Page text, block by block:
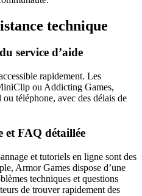
technique
service d’aide
rapidement. Les
ou Addicting Games,
téléphone, avec des délais de
et FAQ détaillée
et tutoriels en ligne sont des
Armor Games dispose d’une
techniques et questions
de trouver rapidement des